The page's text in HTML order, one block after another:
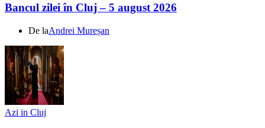
Bancul zilei în Cluj – 5 august 2026
De laAndrei Mureșan
Azi in Cluj